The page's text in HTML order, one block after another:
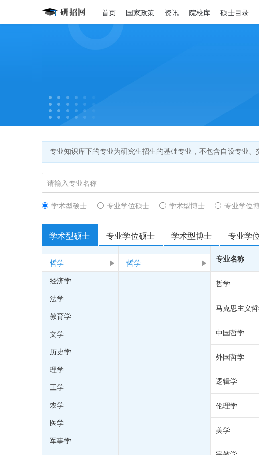
首页 国家政策 资讯 院校库 硕士目录
专业知识库下的专业为研究生招生的基础专业，不包含自设专业
学术型硕士 专业学位硕士 学术型博士 专业学位
学术型硕士 专业学位硕士 学术型博士 专业学
哲学 
经济学
法学
教育学
文学
历史学
理学
工学
农学
医学
军事学
哲学  专业名称
哲学
马克思主义
中国哲学
外国哲学
逻辑学
伦理学
美学